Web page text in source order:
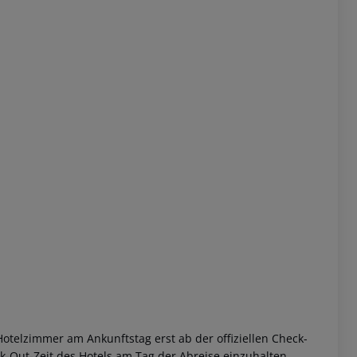
am Ankunftstag erst ab der offiziellen Check-